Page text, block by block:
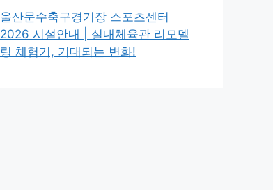
울산문수축구경기장 스포츠센터
2026 시설안내 | 실내체육관 리모델
링 체험기, 기대되는 변화!